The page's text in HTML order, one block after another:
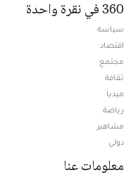
360 في نقرة واحدة
سياسة
اقتصاد
مجتمع
ثقافة
ميديا
رياضة
مشاهير
دولي
معلومات عنا